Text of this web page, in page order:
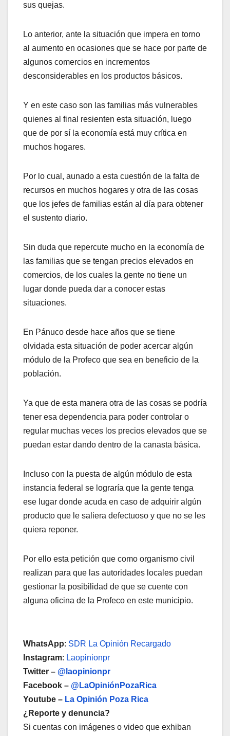
sus quejas.
Lo anterior, ante la situación que impera en torno
al aumento en ocasiones que se hace por parte de
algunos comercios en incrementos
desconsiderables en los productos básicos.
Y en este caso son las familias más vulnerables
quienes al final resienten esta situación, luego
que de por sí la economía está muy crítica en
muchos hogares.
Por lo cual, aunado a esta cuestión de la falta de
recursos en muchos hogares y otra de las cosas
que los jefes de familias están al día para obtener
el sustento diario.
Sin duda que repercute mucho en la economía de
las familias que se tengan precios elevados en
comercios, de los cuales la gente no tiene un
lugar donde pueda dar a conocer estas
situaciones.
En Pánuco desde hace años que se tiene
olvidada esta situación de poder acercar algún
módulo de la Profeco que sea en beneficio de la
población.
Ya que de esta manera otra de las cosas se podría
tener esa dependencia para poder controlar o
regular muchas veces los precios elevados que se
puedan estar dando dentro de la canasta básica.
Incluso con la puesta de algún módulo de esta
instancia federal se lograría que la gente tenga
ese lugar donde acuda en caso de adquirir algún
producto que le saliera defectuoso y que no se les
quiera reponer.
Por ello esta petición que como organismo civil
realizan para que las autoridades locales puedan
gestionar la posibilidad de que se cuente con
alguna oficina de la Profeco en este municipio.
WhatsApp: SDR La Opinión Recargado
Instagram: Laopinionpr
Twitter – @laopinionpr
Facebook – @LaOpiniónPozaRica
Youtube – La Opinión Poza Rica
¿Reporte y denuncia?
Si cuentas con imágenes o video que exhiban